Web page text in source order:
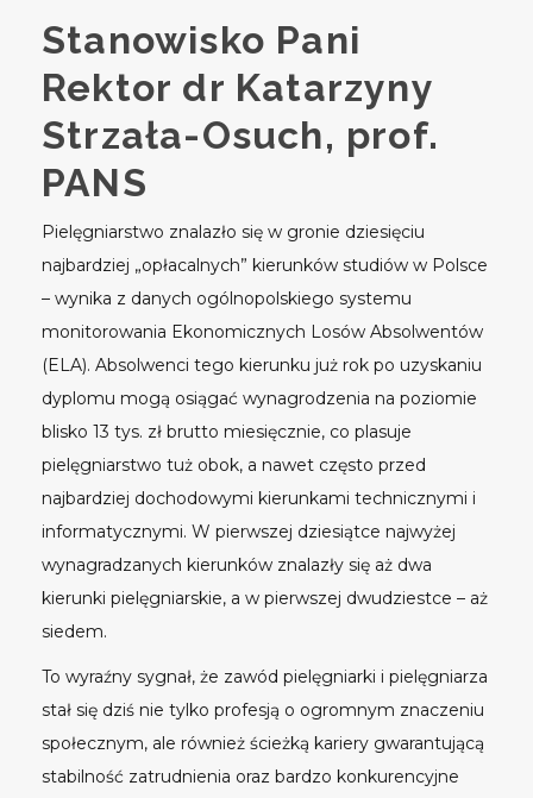
Stanowisko Pani
Rektor dr Katarzyny
Strzała-Osuch, prof.
PANS
Pielęgniarstwo znalazło się w gronie dziesięciu
najbardziej „opłacalnych” kierunków studiów w Polsce
– wynika z danych ogólnopolskiego systemu
monitorowania Ekonomicznych Losów Absolwentów
(ELA). Absolwenci tego kierunku już rok po uzyskaniu
dyplomu mogą osiągać wynagrodzenia na poziomie
blisko 13 tys. zł brutto miesięcznie, co plasuje
pielęgniarstwo tuż obok, a nawet często przed
najbardziej dochodowymi kierunkami technicznymi i
informatycznymi. W pierwszej dziesiątce najwyżej
wynagradzanych kierunków znalazły się aż dwa
kierunki pielęgniarskie, a w pierwszej dwudziestce – aż
siedem.
To wyraźny sygnał, że zawód pielęgniarki i pielęgniarza
stał się dziś nie tylko profesją o ogromnym znaczeniu
społecznym, ale również ścieżką kariery gwarantującą
stabilność zatrudnienia oraz bardzo konkurencyjne